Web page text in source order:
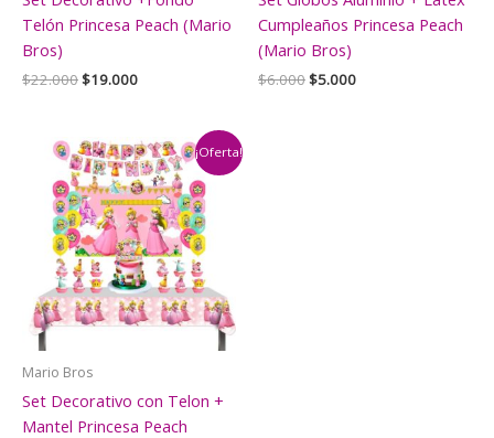
Telón Princesa Peach (Mario
Bros)
$22.000El
$22.000.
$19.000El
$19.000.
Cumpleaños Princesa Peach
(Mario Bros)
$6.000El
$5.000El
¡Oferta!
Mario Bros
Set Decorativo con Telon +
Mantel Princesa Peach